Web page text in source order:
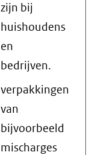
zijn bij
huishoudens
en
bedrijven.
verpakkingen
van
bijvoorbeeld
mischarges